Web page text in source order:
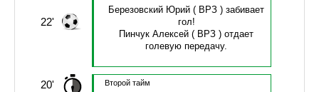
22'
Березовский Юрий ( ВРЗ )забивает
гол!
Пинчук Алексей ( ВРЗ )отдает
голевую передачу.
20' Второй тайм